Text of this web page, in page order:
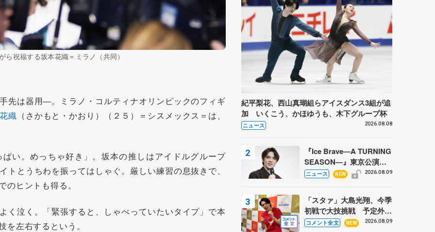
祝福する坂本花織＝ミラノ（共同）
は器用―。ミラノ・コルティナオリンピックのフィギ
織 （さかもと・かおり）（２５）＝シスメックス＝は、
い。めっちゃ好き」。坂本の推しはアイドルグループ
とうちわを振ってはしゃぐ。厳しい練習の息抜きで、
ヒントも得る。
泣く。「緊張すると、しゃべっていたいタイプ」で本
左右するという。
紀平梨花、西山真瑚組らアイスダンス3組が追
加 いくこう、かほゆうも、木下グループ杯
ニュース 2026.08.08
『Ice Brave―A TURNING
SEASON―』東京公演が
開幕、宇野昌磨の『Ice
る記事 5選
ニュース NEW 2026.08.09
「スタァ」大島光翔、今季
初戦で大技挑戦 予定外の
ジャンプを跳びたくなった
コメント全文 NEW 2026.08.09